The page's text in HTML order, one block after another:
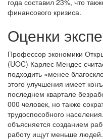
года составил 23%, что
финансового кризиса.
Оценки
Профессор экономики
(UOC) Карлес Мендес
подходить «менее
этого улучшения имеет
последнем квартале
000 человек, но также
трудоспособного
объясняется созданием
работу ищут меньше людей.